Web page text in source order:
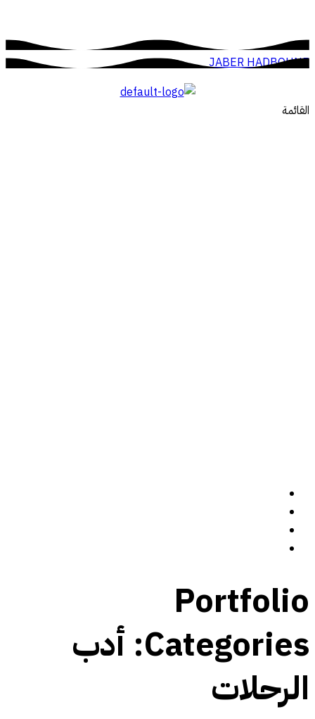
JABER HADBOUNE
القائمة
Portfolio
Categories: أدب
الرحلات